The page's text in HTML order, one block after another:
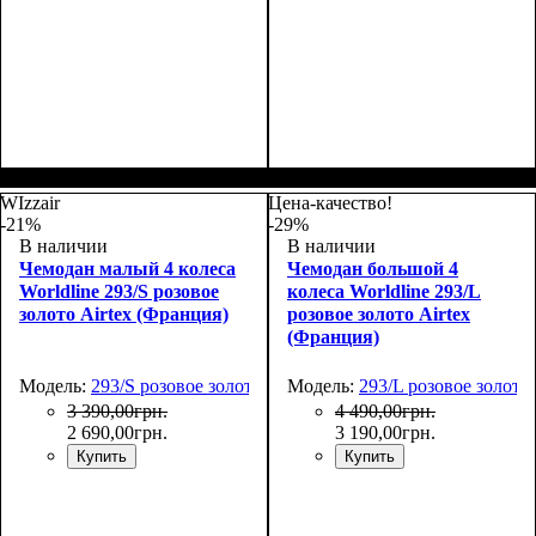
55x37x23+5
75х48х32+5
WIzzair
-21%
В наличии
Чемодан малый 4 колеса
Worldline 293/S розовое
золото Airtex (Франция)
Модель: 293/S розовое золото
3 390,00грн.
2 690,00грн.
Купить
Цена-качество!
-29%
В наличии
Чемодан большой 4
колеса Worldline 293/L
розовое золото Airtex
(Франция)
Модель: 293/L розовое золото
4 490,00грн.
3 190,00грн.
Купить